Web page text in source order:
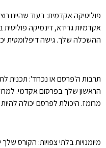
פוליטיקה אקדמית: בעוד שהיינו
אקדמיות גרידא, דינמיקה
ההשכלה שלך. גישה דיפלומטית
תרבות ה'פרסם או נכחד': תכנית
הראשון שלך בפרסום אקדמי.
מרומז. היכולת לפרסם יכולה
מיומנויות בלתי צפויות: הקורס